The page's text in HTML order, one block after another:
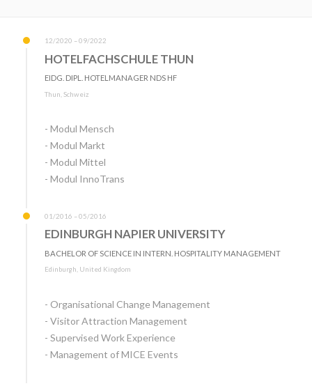
12/2020 – 09/2022
HOTELFACHSCHULE THUN
EIDG. DIPL. HOTELMANAGER NDS HF
Thun, Schweiz
- Modul Mensch
- Modul Markt
- Modul Mittel
- Modul InnoTrans
01/2016 – 05/2016
EDINBURGH NAPIER UNIVERSITY
BACHELOR OF SCIENCE IN INTERN. HOSPITALITY MANAGEMENT
Edinburgh, United Kingdom
- Organisational Change Management
- Visitor Attraction Management
- Supervised Work Experience
- Management of MICE Events